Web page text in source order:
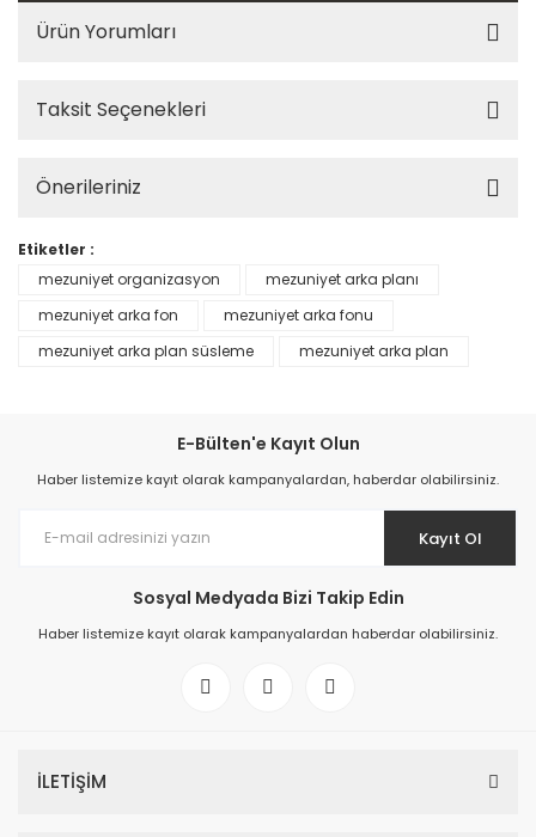
Ürün Yorumları
Taksit Seçenekleri
Önerileriniz
Etiketler :
mezuniyet organizasyon
mezuniyet arka planı
mezuniyet arka fon
mezuniyet arka fonu
mezuniyet arka plan süsleme
mezuniyet arka plan
E-Bülten'e Kayıt Olun
Haber listemize kayıt olarak kampanyalardan, haberdar olabilirsiniz.
Kayıt Ol
Sosyal Medyada Bizi Takip Edin
Haber listemize kayıt olarak kampanyalardan haberdar olabilirsiniz.
İLETİŞİM